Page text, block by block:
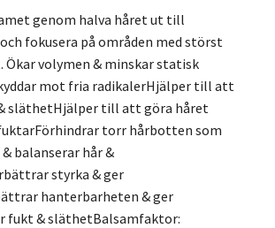
genom halva håret ut till
fokusera på områden med störst
Ökar volymen & minskar statisk
mot fria radikalerHjälper till att
släthetHjälper till att göra håret
torr hårbotten som
balanserar hår &
styrka & ger
hanterbarheten & ger
fukt & släthetBalsamfaktor: